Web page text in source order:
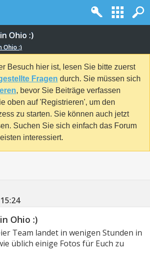
Ohio :)
Ohio :)
Besuch hier ist, lesen Sie bitte zuerst
Fragen durch. Sie müssen sich
, bevor Sie Beiträge verfassen
oben auf 'Registrieren', um den
zu starten. Sie können auch jetzt
Suchen Sie sich einfach das Forum
interessiert.
15:24
Ohio :)
Team landet in wenigen Stunden in
üblich einige Fotos für Euch zu